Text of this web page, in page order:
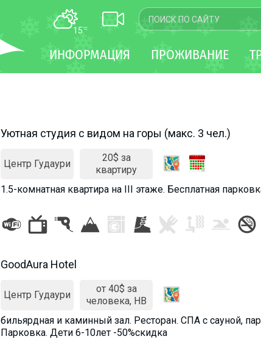
15°C
ИНФОРМАЦИЯ ПРОЖИВАНИЕ
Уютная студия с видом на горы (макс. 3 чел.)
Центр Гудаури
20$ за
квартиру
1.5-комнатная квартира на III этаже. Бесплатная
GoodAura Hotel
Центр Гудаури
от 40$ за
человека, HB
бильярдная и каминный зал. Ресторан. СПА с сауной,
Парковка. Дети 6-10лет -50%скидка